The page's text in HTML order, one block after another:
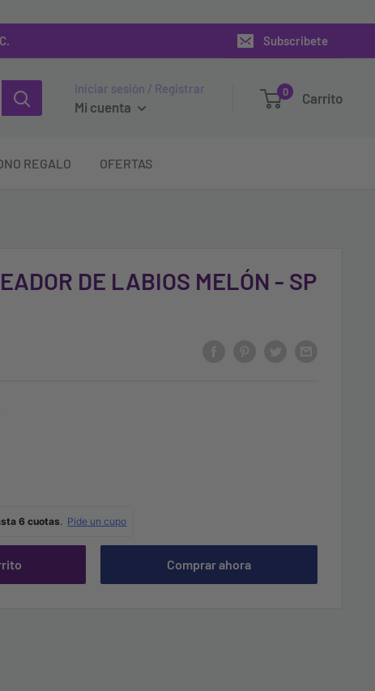
Subscribete
Iniciar sesión / Registrar
Mi cuenta
0 Carrito
REGALO OFERTAS
DE LABIOS MELÓN - SP
Comprar ahora